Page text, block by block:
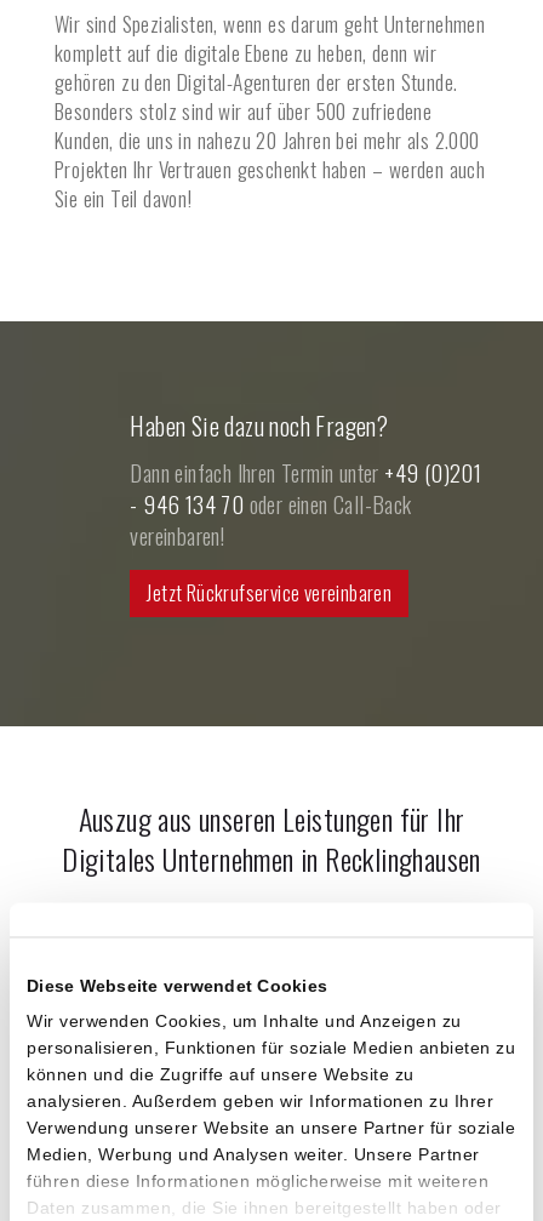
Diese Webseite verwendet Cookies
Wir verwenden Cookies, um Inhalte und Anzeigen zu
personalisieren, Funktionen für soziale Medien anbieten zu
können und die Zugriffe auf unsere Website zu
analysieren. Außerdem geben wir Informationen zu Ihrer
Verwendung unserer Website an unsere Partner für soziale
Medien, Werbung und Analysen weiter. Unsere Partner
führen diese Informationen möglicherweise mit weiteren
Daten zusammen, die Sie ihnen bereitgestellt haben oder
Wir sind Spezialisten, wenn es darum geht Unternehmen
komplett auf die digitale Ebene zu heben, denn wir
gehören zu den Digital-Agenturen der ersten Stunde.
Besonders stolz sind wir auf über 500 zufriedene
Kunden, die uns in nahezu 20 Jahren bei mehr als 2.000
Projekten Ihr Vertrauen geschenkt haben – werden auch
Sie ein Teil davon!
Haben Sie dazu noch Fragen?
Dann einfach Ihren Termin unter +49 (0)201
- 946 134 70 oder einen Call-Back
vereinbaren!
Jetzt Rückrufservice vereinbaren
Auszug aus unseren Leistungen für Ihr
Digitales Unternehmen in Recklinghausen
Usability und User Experience Design
Webdesign & Logodesign neu, redesignt, optimiert
Corporate Design & Markendesign neu, redesignt,
optimiert
Formulare und Interaktionskonzepte
Style Guide Entwicklung
Design- sowie Werbekonzepte für digitale und